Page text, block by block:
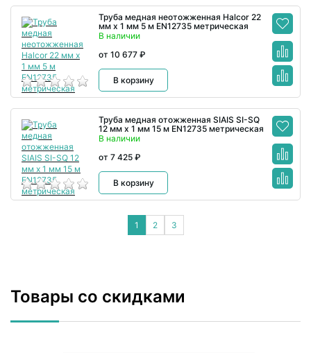
Труба медная неотожженная Halcor 22
мм x 1 мм 5 м EN12735 метрическая
В наличии
от 10 677 ₽
В корзину
Труба медная отожженная SIAIS SI-SQ
12 мм x 1 мм 15 м EN12735 метрическая
В наличии
от 7 425 ₽
В корзину
1 2 3
Товары со скидками